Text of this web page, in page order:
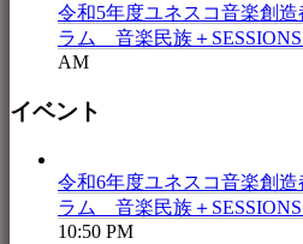
令和5年度ユネスコ音楽創
ラム 音楽民族＋SESSIONS
AM
イベント
令和6年度ユネスコ音楽創
ラム 音楽民族＋SESSIONS
10:50 PM